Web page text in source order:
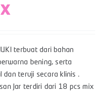
terbuat dari bahan
bening, serta
dan teruji secara klinis .
Jar terdiri dari 18 pcs mix